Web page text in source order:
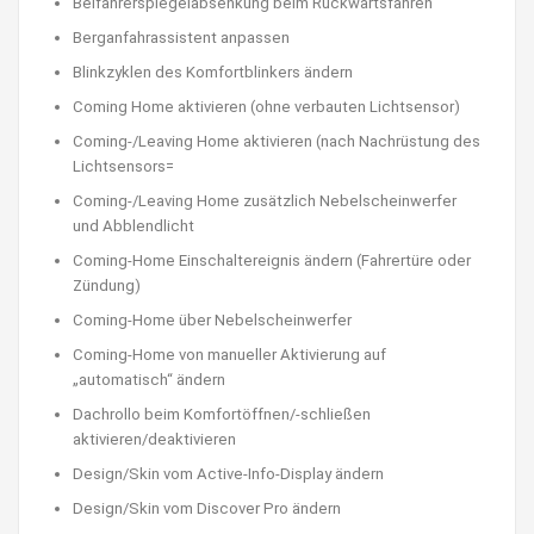
Berganfahrassistent anpassen
Blinkzyklen des Komfortblinkers ändern
Coming Home aktivieren (ohne verbauten Lichtsensor)
Coming-/Leaving Home aktivieren (nach Nachrüstung des
Lichtsensors=
Coming-/Leaving Home zusätzlich Nebelscheinwerfer
und Abblendlicht
Coming-Home Einschaltereignis ändern (Fahrertüre oder
Zündung)
Coming-Home über Nebelscheinwerfer
Coming-Home von manueller Aktivierung auf
„automatisch“ ändern
Dachrollo beim Komfortöffnen/-schließen
aktivieren/deaktivieren
Design/Skin vom Active-Info-Display ändern
Design/Skin vom Discover Pro ändern